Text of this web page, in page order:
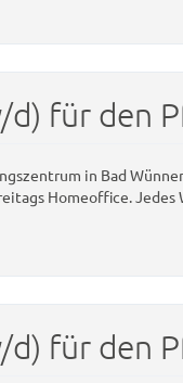
für den
in Bad
Homeoffice. Jedes
für den